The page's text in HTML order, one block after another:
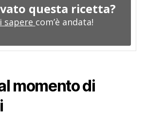
questa ricetta?
sapere com’è andata!
momento di